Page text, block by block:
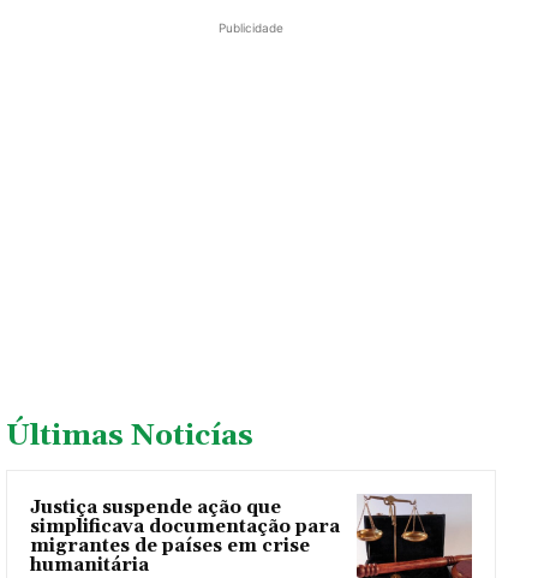
Publicidade
Últimas Noticías
Justiça suspende ação que
simplificava documentação para
migrantes de países em crise
humanitária